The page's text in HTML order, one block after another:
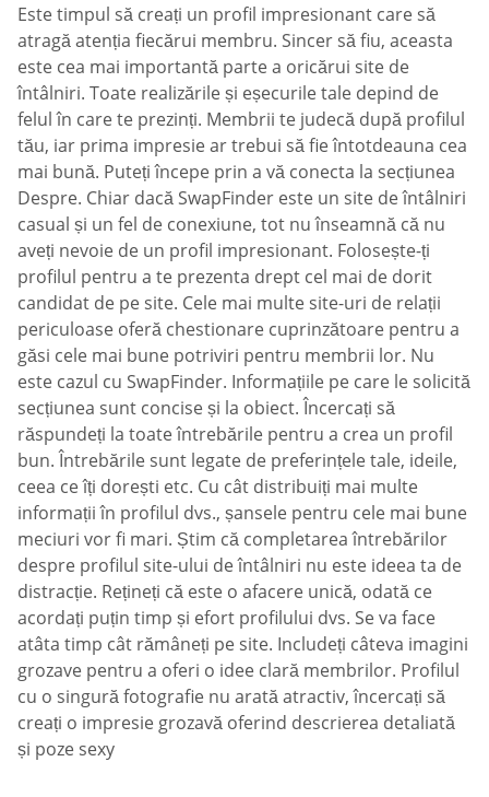
Este timpul să creați un profil impresionant care să
atragă atenția fiecărui membru. Sincer să fiu, aceasta
este cea mai importantă parte a oricărui site de
întâlniri. Toate realizările și eșecurile tale depind de
felul în care te prezinți. Membrii te judecă după profilul
tău, iar prima impresie ar trebui să fie întotdeauna cea
mai bună. Puteți începe prin a vă conecta la secțiunea
Despre. Chiar dacă SwapFinder este un site de întâlniri
casual și un fel de conexiune, tot nu înseamnă că nu
aveți nevoie de un profil impresionant. Folosește-ți
profilul pentru a te prezenta drept cel mai de dorit
candidat de pe site. Cele mai multe site-uri de relații
periculoase oferă chestionare cuprinzătoare pentru a
găsi cele mai bune potriviri pentru membrii lor. Nu
este cazul cu SwapFinder. Informațiile pe care le solicită
secțiunea sunt concise și la obiect. Încercați să
răspundeți la toate întrebările pentru a crea un profil
bun. Întrebările sunt legate de preferințele tale, ideile,
ceea ce îți dorești etc. Cu cât distribuiți mai multe
informații în profilul dvs., șansele pentru cele mai bune
meciuri vor fi mari. Știm că completarea întrebărilor
despre profilul site-ului de întâlniri nu este ideea ta de
distracție. Rețineți că este o afacere unică, odată ce
acordați puțin timp și efort profilului dvs. Se va face
atâta timp cât rămâneți pe site. Includeți câteva imagini
grozave pentru a oferi o idee clară membrilor. Profilul
cu o singură fotografie nu arată atractiv, încercați să
creați o impresie grozavă oferind descrierea detaliată
și poze sexy